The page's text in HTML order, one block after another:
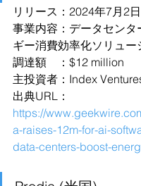
リリース：2024年7月2日
事業内容：データセンタ
ギー消費効率化ソリュー
調達額　：$12 million
主投資者：Index
出典URL：
https://
a-raises-12m-for-ai-
data-centers-boost-